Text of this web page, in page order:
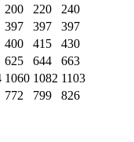
200 220
240
397 397
397
400 415
430
625 644
663
1060 1082 1103
772 799 826